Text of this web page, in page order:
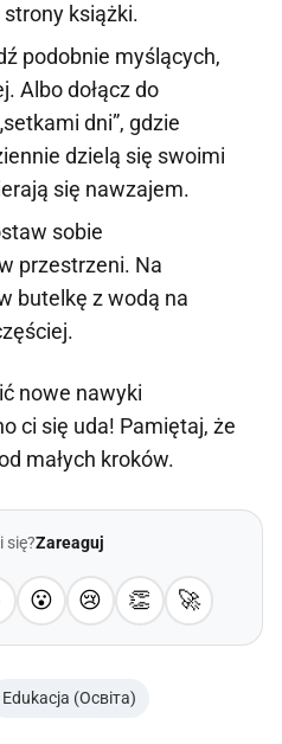
książki.
podobnie myślących,
Albo dołącz do
dni”, gdzie
dzielą się swoimi
się nawzajem.
sobie
przestrzeni. Na
butelkę z wodą na
nowe nawyki
ci się uda! Pamiętaj, że
małych kroków.
się?Zareaguj
😮 😢 👏 🚀
Edukacja (Освіта)